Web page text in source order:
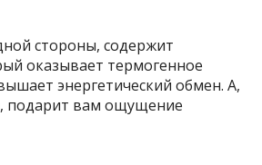
стороны, содержит
оказывает термогенное
энергетический обмен. А,
подарит вам ощущение